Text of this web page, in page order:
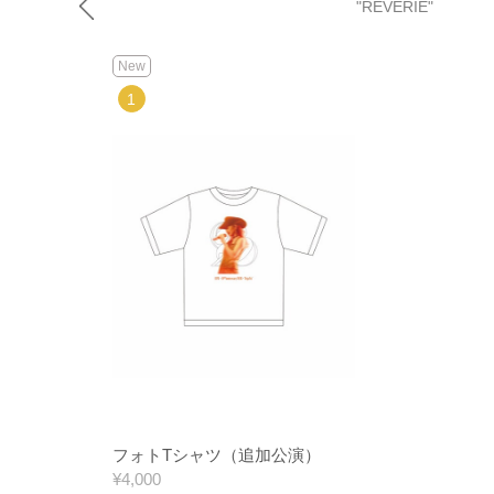
"REVERIE"
New
フォトTシャツ（追加公演）
¥4,000